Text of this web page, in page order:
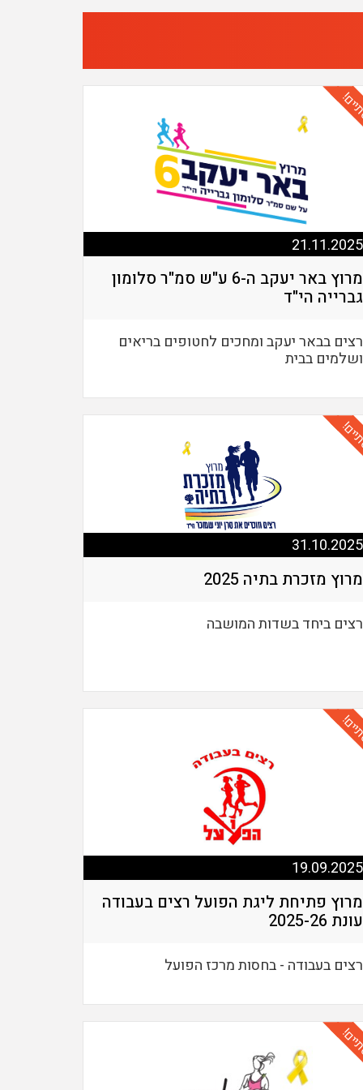
מרוץ באר יעקב ה-6 ע"ש סמ"ר סלומון
גברייה הי"ד
21.11.2025
רצים בבאר יעקב ומחכים לחטופים בריאים
ושלמים בבית
מרוץ מזכרת בתיה 2025
31.10.2025
רצים ביחד בשדות המושבה
מרוץ פתיחת ליגת הפועל רצים בעבודה
עונת 2025-26
19.09.2025
רצים בעבודה - בחסות מרכז הפועל